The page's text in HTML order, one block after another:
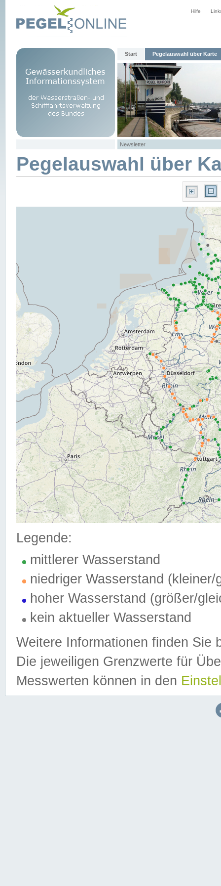
Hilfe
Start Pegelauswahl über Karte
Newsletter
Pegelauswahl über
Legende:
mittlerer Wasserstand
niedriger Wasserstand (kleiner/
hoher Wasserstand (größer/
kein aktueller Wasserstand
Weitere Informationen finden Sie
Die jeweiligen Grenzwerte für
Messwerten können in den